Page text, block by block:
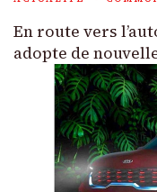
En route vers
adopte de